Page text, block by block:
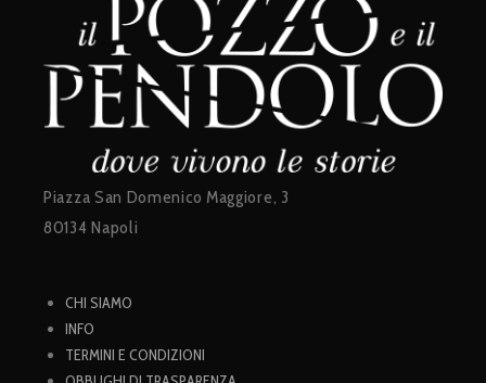
Piazza San Domenico Maggiore, 3
80134 Napoli
CHI SIAMO
INFO
TERMINI E CONDIZIONI